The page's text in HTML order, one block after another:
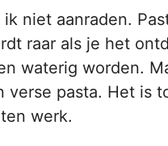
niet aanraden.
raar als je het
waterig worden.
verse pasta. Het is
werk.